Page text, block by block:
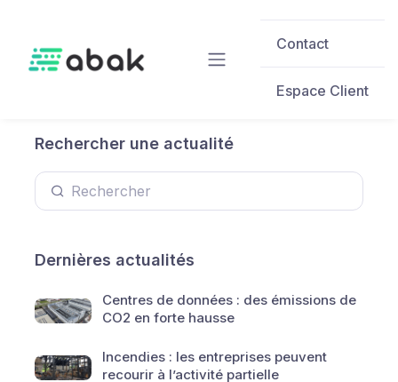
Contact
Espace Client
Rechercher une actualité
Dernières actualités
Centres de données : des émissions de
CO2 en forte hausse
Incendies : les entreprises peuvent
recourir à l’activité partielle